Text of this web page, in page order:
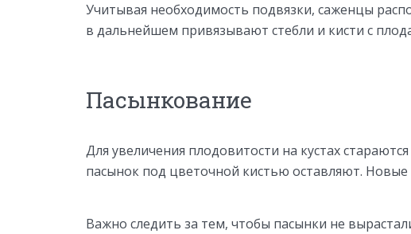
Учитывая необходимость подвязки, саженцы
в дальнейшем привязывают стебли и кисти с
Пасынкование
Для увеличения плодовитости на кустах
пасынок под цветочной кистью оставляют.
Важно следить за тем, чтобы пасынки не